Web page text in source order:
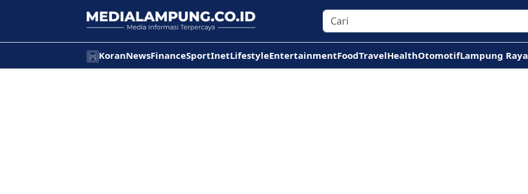
KoranNewsFinanceSportInetLifestyleEntertainmentFoodTravelHealthOtomotifLampung Raya